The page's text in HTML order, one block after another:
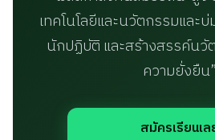
เทคโนโลยีและนวัตกรรมแล
นักปฏิบัติ และสร้างสรรค์นวั
ความยั่งยืน”
สมัครเรียนเล